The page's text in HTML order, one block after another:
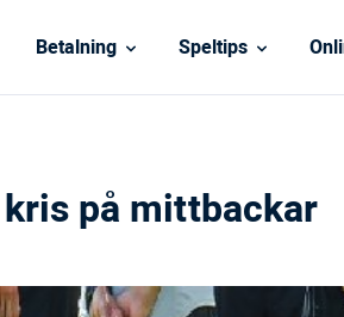
Betalning Speltips
på mittbackar